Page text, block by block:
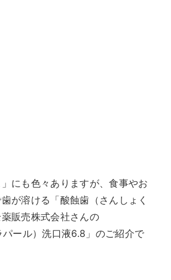
」にも色々ありますが、食事やお
が溶ける「酸蝕歯（さんしょく
販売株式会社さんの
パール）洗口液6.8」のご紹介で